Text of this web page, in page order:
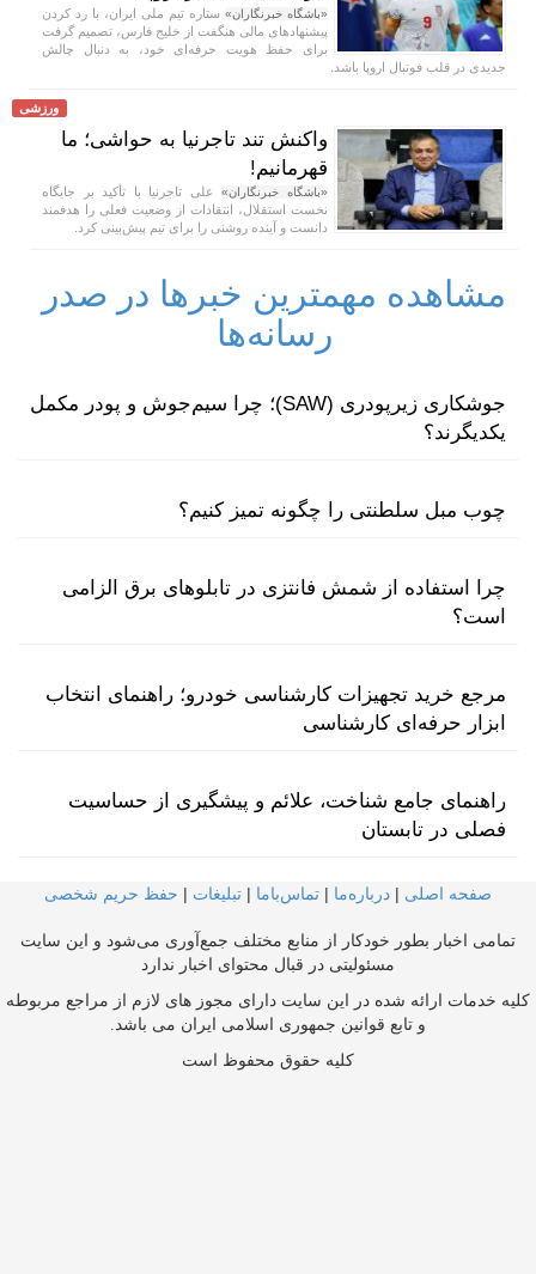
«باشگاه خبرنگاران» ستاره تیم ملی ایران، با رد کردن
پیشنهاد‌های مالی هنگفت از خلیج فارس، تصمیم گرفت
برای حفظ هویت حرفه‌ای خود، به دنبال چالش
جدیدی در قلب فوتبال اروپا باشد.
ورزشی
واکنش تند تاجرنیا به حواشی؛ ما
قهرمانیم!
«باشگاه خبرنگاران»علی تاجرنیا با تأکید بر جایگاه
نخست استقلال، انتقادات از وضعیت فعلی را هدفمند
دانست و آینده روشنی را برای تیم پیش‌بینی کرد.
مشاهده مهمترین خبرها در صدر
رسانه‌ها
جوشکاری زیرپودری (SAW)؛ چرا سیم‌جوش و پودر مکمل
یکدیگرند؟
چوب مبل سلطنتی را چگونه تمیز کنیم؟
چرا استفاده از شمش فانتزی در تابلوهای برق الزامی
است؟
مرجع خرید تجهیزات کارشناسی خودرو؛ راهنمای انتخاب
ابزار حرفه‌ای کارشناسی
راهنمای جامع شناخت، علائم و پیشگیری از حساسیت
فصلی در تابستان
صفحه اصلی | درباره‌ما | تماس‌با‌ما | تبلیغات | حفظ حریم شخصی
تمامی اخبار بطور خودکار از منابع مختلف جمع‌آوری می‌شود و این سایت
مسئولیتی در قبال محتوای اخبار ندارد
کلیه خدمات ارائه شده در این سایت دارای مجوز های لازم از مراجع مربوطه
و تابع قوانین جمهوری اسلامی ایران می باشد.
کلیه حقوق محفوظ است